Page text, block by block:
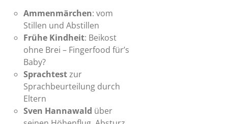
Ammenmärchen: vom
Stillen und Abstillen
Frühe Kindheit: Beikost
ohne Brei – Fingerfood für’s
Baby?
Sprachtestzur
Sprachbeurteilung durch
Eltern
Sven Hannawald über